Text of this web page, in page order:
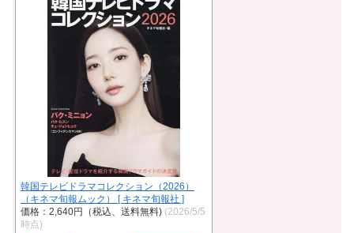
韓国テレビドラマコレクション（2026）
（キネマ旬報ムック） [ キネマ旬報社 ]
価格：2,640円（税込、送料無料) (2026/5/5
時点)